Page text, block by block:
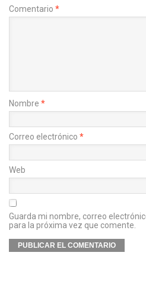
Comentario *
Nombre *
Correo electrónico *
Web
Guarda mi nombre, correo
para la próxima vez que comente.